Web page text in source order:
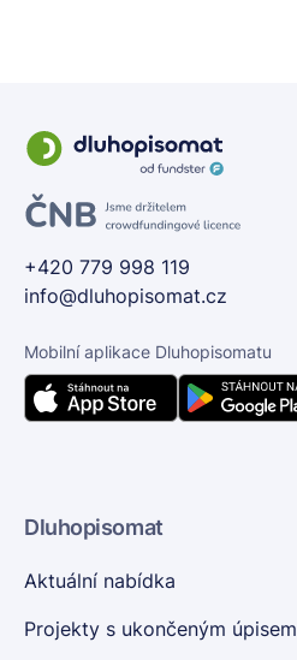
+420 779 998 119
info@dluhopisomat.cz
Mobilní aplikace Dluhopisomatu
Dluhopisomat
Aktuální nabídka
Projekty s ukončeným úpisem